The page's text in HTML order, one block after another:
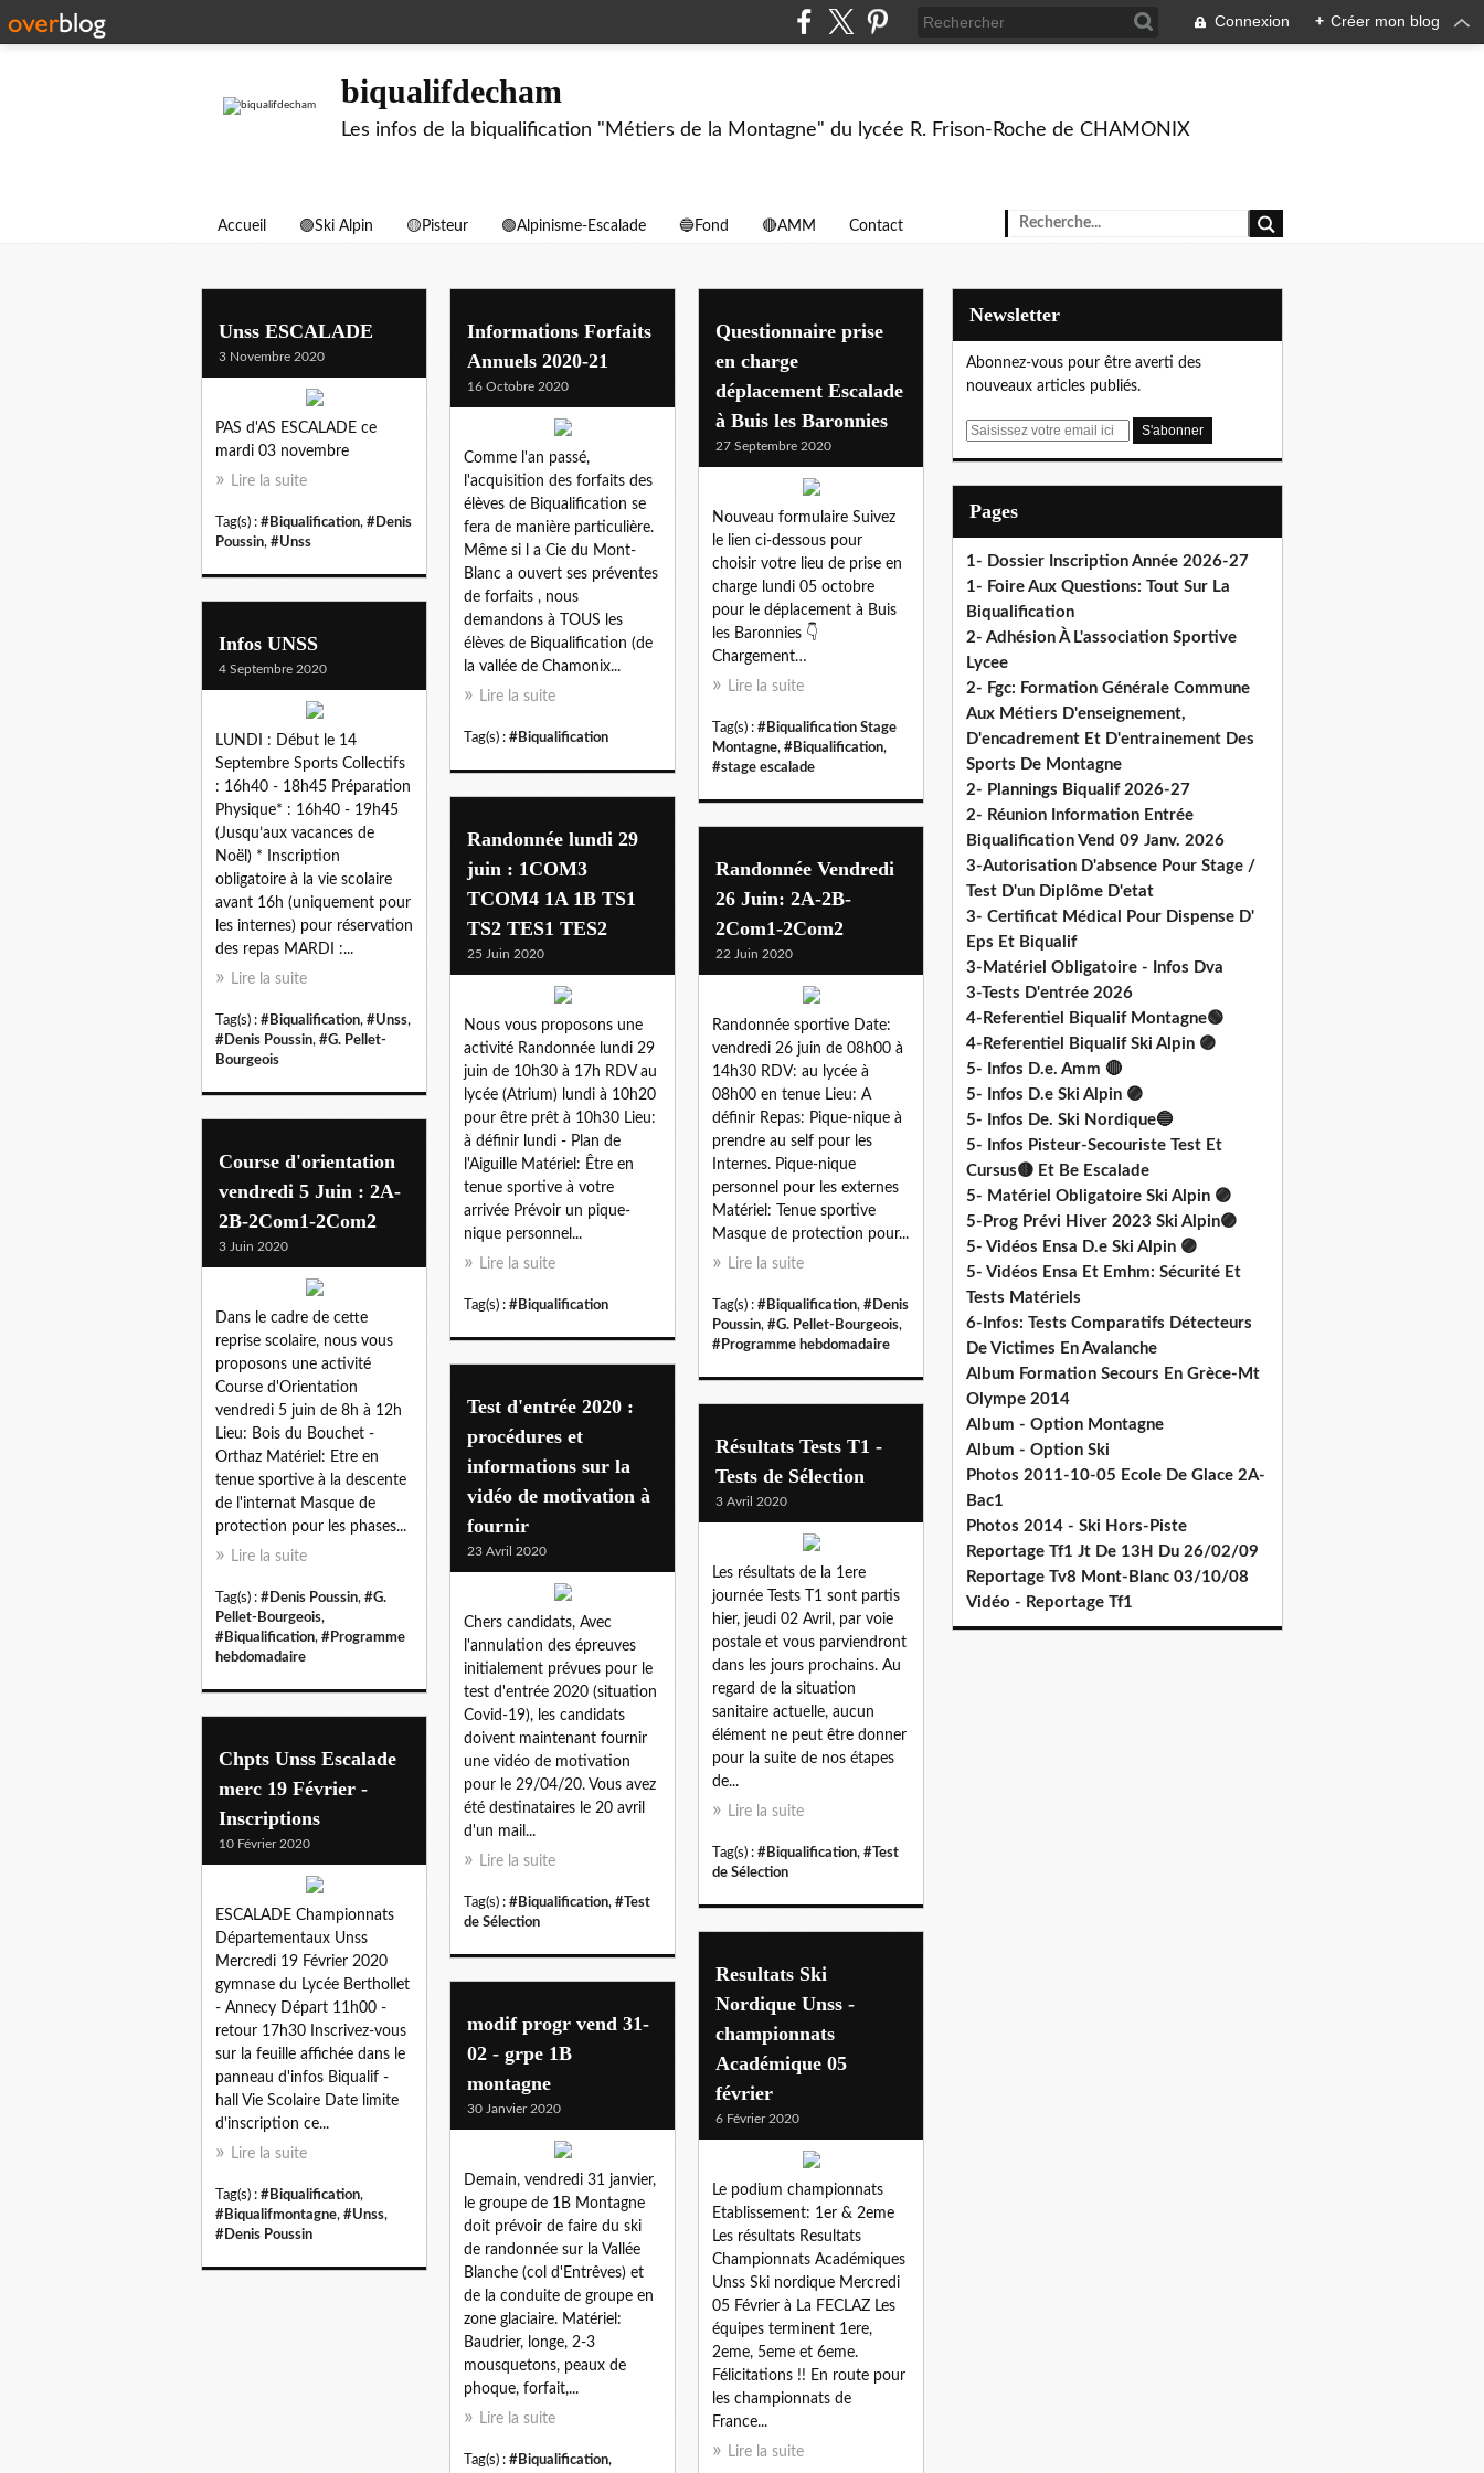
Connexion + Créer mon blog
biqualifdecham
Les infos de la biqualification "Métiers de la Montagne" du lycée R. Frison-Roche de CHAMONIX
Accueil 🟣Ski Alpin 🟡Pisteur 🟢Alpinisme-Escalade 🔵Fond 🔴AMM Contact
biqualification
Unss ESCALADE
3 Novembre 2020
PAS d'AS ESCALADE ce
mardi 03 novembre
Lire la suite
Tag(s) : #Biqualification, #Denis
Poussin, #Unss
Informations Forfaits
Annuels 2020-21
16 Octobre 2020
Comme l'an passé,
l'acquisition des forfaits des
élèves de Biqualification se
fera de manière particulière.
Même si l a Cie du Mont-
Blanc a ouvert ses préventes
de forfaits , nous
demandons à TOUS les
élèves de Biqualification (de
la vallée de Chamonix...
Lire la suite
Tag(s) : #Biqualification
Questionnaire prise
en charge
déplacement Escalade
à Buis les Baronnies
27 Septembre 2020
Nouveau formulaire Suivez
le lien ci-dessous pour
choisir votre lieu de prise en
charge lundi 05 octobre
pour le déplacement à Buis
les Baronnies 👇
Chargement…
Lire la suite
Tag(s) : #Biqualification Stage
Montagne, #Biqualification,
#stage escalade
Infos UNSS
4 Septembre 2020
LUNDI : Début le 14
Septembre Sports Collectifs
: 16h40 - 18h45 Préparation
Physique* : 16h40 - 19h45
(Jusqu’aux vacances de
Noël) * Inscription
obligatoire à la vie scolaire
avant 16h (uniquement pour
les internes) pour réservation
des repas MARDI :...
Lire la suite
Tag(s) : #Biqualification, #Unss,
#Denis Poussin, #G. Pellet-
Bourgeois
Randonnée lundi 29
juin : 1COM3
TCOM4 1A 1B TS1
TS2 TES1 TES2
25 Juin 2020
Nous vous proposons une
activité Randonnée lundi 29
juin de 10h30 à 17h RDV au
lycée (Atrium) lundi à 10h20
pour être prêt à 10h30 Lieu:
à définir lundi - Plan de
l'Aiguille Matériel: Être en
tenue sportive à votre
arrivée Prévoir un pique-
nique personnel...
Lire la suite
Tag(s) : #Biqualification
Randonnée Vendredi
26 Juin: 2A-2B-
2Com1-2Com2
22 Juin 2020
Randonnée sportive Date:
vendredi 26 juin de 08h00 à
14h30 RDV: au lycée à
08h00 en tenue Lieu: A
définir Repas: Pique-nique à
prendre au self pour les
Internes. Pique-nique
personnel pour les externes
Matériel: Tenue sportive
Masque de protection pour...
Lire la suite
Tag(s) : #Biqualification, #Denis
Poussin, #G. Pellet-Bourgeois,
#Programme hebdomadaire
Course d'orientation
vendredi 5 Juin : 2A-
2B-2Com1-2Com2
3 Juin 2020
Dans le cadre de cette
reprise scolaire, nous vous
proposons une activité
Course d'Orientation
vendredi 5 juin de 8h à 12h
Lieu: Bois du Bouchet -
Orthaz Matériel: Etre en
tenue sportive à la descente
de l'internat Masque de
protection pour les phases...
Lire la suite
Tag(s) : #Denis Poussin, #G.
Pellet-Bourgeois,
#Biqualification, #Programme
hebdomadaire
Test d'entrée 2020 :
procédures et
informations sur la
vidéo de motivation à
fournir
23 Avril 2020
Chers candidats, Avec
l'annulation des épreuves
initialement prévues pour le
test d'entrée 2020 (situation
Covid-19), les candidats
doivent maintenant fournir
une vidéo de motivation
pour le 29/04/20. Vous avez
été destinataires le 20 avril
d'un mail...
Lire la suite
Tag(s) : #Biqualification, #Test
de Sélection
Résultats Tests T1 -
Tests de Sélection
3 Avril 2020
Les résultats de la 1ere
journée Tests T1 sont partis
hier, jeudi 02 Avril, par voie
postale et vous parviendront
dans les jours prochains. Au
regard de la situation
sanitaire actuelle, aucun
élément ne peut être donner
pour la suite de nos étapes
de...
Lire la suite
Tag(s) : #Biqualification, #Test
de Sélection
Chpts Unss Escalade
merc 19 Février -
Inscriptions
10 Février 2020
ESCALADE Championnats
Départementaux Unss
Mercredi 19 Février 2020
gymnase du Lycée Berthollet
- Annecy Départ 11h00 -
retour 17h30 Inscrivez-vous
sur la feuille affichée dans le
panneau d'infos Biqualif -
hall Vie Scolaire Date limite
d'inscription ce...
Lire la suite
Tag(s) : #Biqualification,
#Biqualifmontagne, #Unss,
#Denis Poussin
Resultats Ski
Nordique Unss -
championnats
Académique 05
février
6 Février 2020
Le podium championnats
Etablissement: 1er & 2eme
Les résultats Resultats
Championnats Académiques
Unss Ski nordique Mercredi
05 Février à La FECLAZ Les
équipes terminent 1ere,
2eme, 5eme et 6eme.
Félicitations !! En route pour
les championnats de
France...
Lire la suite
modif progr vend 31-
02 - grpe 1B
montagne
30 Janvier 2020
Demain, vendredi 31 janvier,
le groupe de 1B Montagne
doit prévoir de faire du ski
de randonnée sur la Vallée
Blanche (col d'Entrêves) et
de la conduite de groupe en
zone glaciaire. Matériel:
Baudrier, longe, 2-3
mousquetons, peaux de
phoque, forfait,...
Lire la suite
Tag(s) : #Biqualification,
Newsletter
Abonnez-vous pour être averti des
nouveaux articles publiés.
E
Pages
1- Dossier Inscription Année 2026-27
1- Foire Aux Questions: Tout Sur La
Biqualification
2- Adhésion À L'association Sportive
Lycee
2- Fgc: Formation Générale Commune
Aux Métiers D'enseignement,
D'encadrement Et D'entrainement Des
Sports De Montagne
2- Plannings Biqualif 2026-27
2- Réunion Information Entrée
Biqualification Vend 09 Janv. 2026
3-Autorisation D'absence Pour Stage /
Test D'un Diplôme D'etat
3- Certificat Médical Pour Dispense D'
Eps Et Biqualif
3-Matériel Obligatoire - Infos Dva
3-Tests D'entrée 2026
4-Referentiel Biqualif Montagne🟢
4-Referentiel Biqualif Ski Alpin 🟣
5- Infos D.e. Amm 🔴
5- Infos D.e Ski Alpin 🟣
5- Infos De. Ski Nordique🔵
5- Infos Pisteur-Secouriste Test Et
Cursus🟡 Et Be Escalade
5- Matériel Obligatoire Ski Alpin 🟣
5-Prog Prévi Hiver 2023 Ski Alpin🟣
5- Vidéos Ensa D.e Ski Alpin 🟣
5- Vidéos Ensa Et Emhm: Sécurité Et
Tests Matériels
6-Infos: Tests Comparatifs Détecteurs
De Victimes En Avalanche
Album Formation Secours En Grèce-Mt
Olympe 2014
Album - Option Montagne
Album - Option Ski
Photos 2011-10-05 Ecole De Glace 2A-
Bac1
Photos 2014 - Ski Hors-Piste
Reportage Tf1 Jt De 13H Du 26/02/09
Reportage Tv8 Mont-Blanc 03/10/08
Vidéo - Reportage Tf1